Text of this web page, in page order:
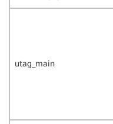
utag_main